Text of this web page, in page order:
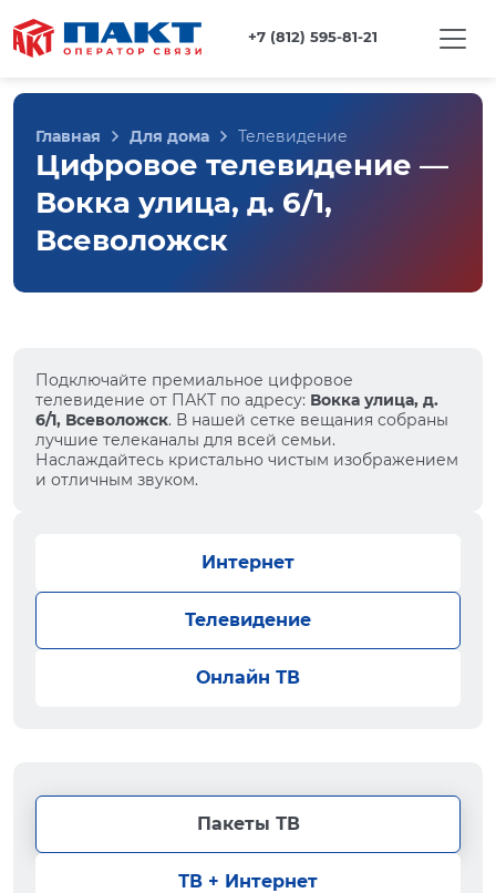
+7 (812) 595-81-21
Главная Для дома Телевидение
Цифровое телевидение —
Вокка улица, д. 6/1,
Всеволожск
Подключайте премиальное цифровое
телевидение от ПАКТ по адресу: Вокка улица, д.
6/1, Всеволожск. В нашей сетке вещания собраны
лучшие телеканалы для всей семьи.
Наслаждайтесь кристально чистым изображением
и отличным звуком.
Интернет
Телевидение
Онлайн ТВ
Пакеты ТВ
ТВ + Интернет